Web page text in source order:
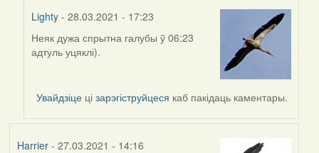
Lighty - 28.03.2021 - 17:23
In
reply
Harrier
Неяк дужа спрытна галубы ў 06:23
адтуль уцяклі).
Увайдзіце цізарэгіструйцеся каб пакідаць каментары.
Harrier- 27.03.2021 - 14:16